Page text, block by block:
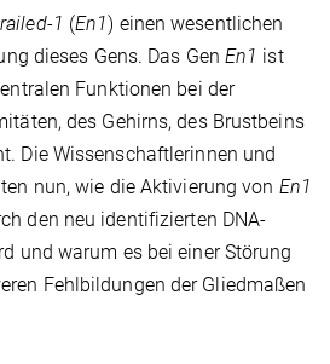
1 (En1) einen wesentlichen
dieses Gens. Das Gen En1 ist
Funktionen bei der
des Gehirns, des Brustbeins
Die Wissenschaftlerinnen und
nun, wie die Aktivierung von En1
den neu identifizierten DNA-
und warum es bei einer Störung
Fehlbildungen der Gliedmaßen